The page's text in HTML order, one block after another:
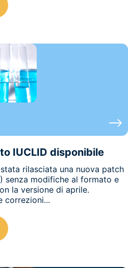
IUCLID disponibile
rilasciata una nuova patch
senza modifiche al formato e
la versione di aprile.
correzioni...